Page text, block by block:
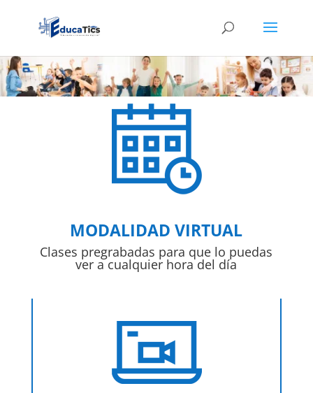
MODALIDAD VIRTUAL
Clases pregrabadas para que lo puedas
ver a cualquier hora del día